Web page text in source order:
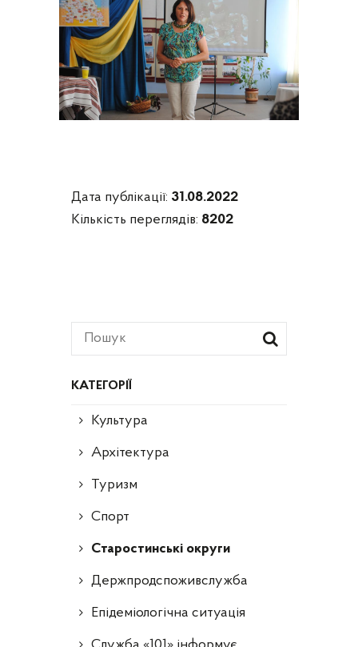
КАТЕГОРІЇ
Культура
Архітектура
Туризм
Спорт
Старостинські округи
Держпродспоживслужба
Епідеміологічна ситуація
Дата публікації: 31.08.2022
Кількість переглядів: 8202